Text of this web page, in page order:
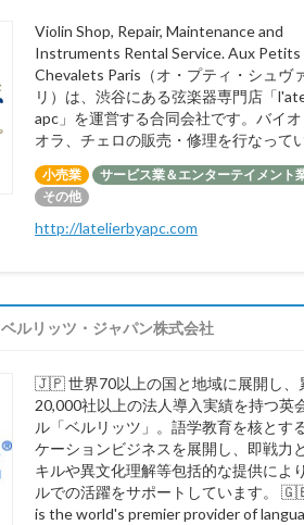
Violin Shop, Repair, Maintenance and
Instruments Rental Service. Aux Petits
Chevalets Paris（オ・プティ・シュヴ
リ）は、渋谷にある弦楽器専門店「
apc」を運営する合同会社です。バイ
オラ、チェロの販売・修理を行なって
小売業
サービス業＆エンターテイメント
その他
http://latelierbyapc.com
ベルリッツ・ジャパン株式会社
🇯🇵 世界70以上の国と地域に展開し、
20,000社以上の法人導入実績を持つ英
ル「ベルリッツ」。語学教育を核とす
ケーションビジネスを展開し、即戦力
キルや異文化理解等包括的な提供によ
ルでの活躍をサポートしています。
is the world's premier provider of